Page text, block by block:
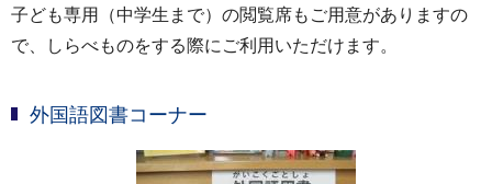
子ども専用（中学生まで）の閲覧席もご用意がありますの
で、しらべものをする際にご利用いただけます。
外国語図書コーナー